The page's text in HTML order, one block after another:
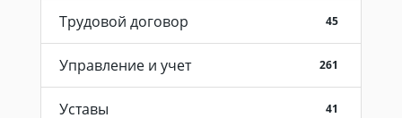
Трудовой договор 45
Управление и учет 261
Уставы 41